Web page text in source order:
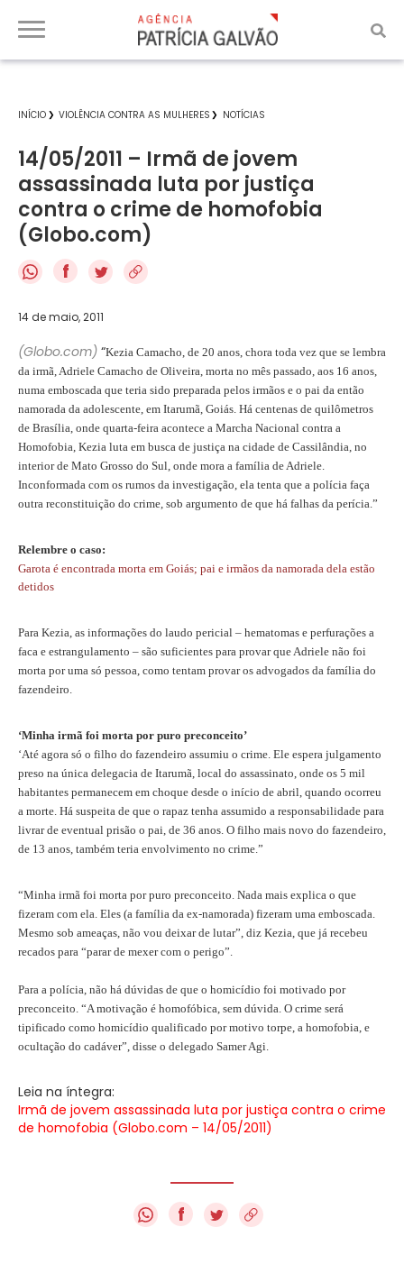
INÍCIO VIOLÊNCIA CONTRA AS MULHERES NOTÍCIAS
14/05/2011 – Irmã de jovem
assassinada luta por justiça
contra o crime de homofobia
(Globo.com)
f
14 de maio, 2011
(Globo.com) “Kezia Camacho, de 20 anos, chora toda vez que se lembra
da irmã, Adriele Camacho de Oliveira, morta no mês passado, aos 16 anos,
numa emboscada que teria sido preparada pelos irmãos e o pai da então
namorada da adolescente, em Itarumã, Goiás. Há centenas de quilômetros
de Brasília, onde quarta-feira acontece a Marcha Nacional contra a
Homofobia, Kezia luta em busca de justiça na cidade de Cassilândia, no
interior de Mato Grosso do Sul, onde mora a família de Adriele.
Inconformada com os rumos da investigação, ela tenta que a polícia faça
outra reconstituição do crime, sob argumento de que há falhas da perícia.”
Relembre o caso:
Garota é encontrada morta em Goiás; pai e irmãos da namorada dela estão
detidos
Para Kezia, as informações do laudo pericial – hematomas e perfurações a
faca e estrangulamento – são suficientes para provar que Adriele não foi
morta por uma só pessoa, como tentam provar os advogados da família do
fazendeiro.
‘Minha irmã foi morta por puro preconceito’
‘Até agora só o filho do fazendeiro assumiu o crime. Ele espera julgamento
preso na única delegacia de Itarumã, local do assassinato, onde os 5 mil
habitantes permanecem em choque desde o início de abril, quando ocorreu
a morte. Há suspeita de que o rapaz tenha assumido a responsabilidade para
livrar de eventual prisão o pai, de 36 anos. O filho mais novo do fazendeiro,
de 13 anos, também teria envolvimento no crime.”
“Minha irmã foi morta por puro preconceito. Nada mais explica o que
fizeram com ela. Eles (a família da ex-namorada) fizeram uma emboscada.
Mesmo sob ameaças, não vou deixar de lutar”, diz Kezia, que já recebeu
recados para “parar de mexer com o perigo”.
Para a polícia, não há dúvidas de que o homicídio foi motivado por
preconceito. “A motivação é homofóbica, sem dúvida. O crime será
tipificado como homicídio qualificado por motivo torpe, a homofobia, e
ocultação do cadáver”, disse o delegado Samer Agi.
Leia na íntegra:
Irmã de jovem assassinada luta por justiça contra o crime
de homofobia (Globo.com – 14/05/2011)
f